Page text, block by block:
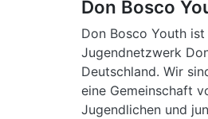
Don Bosco
Don Bosco Youth ist
Jugendnetzwerk
Deutschland. Wir
eine Gemeinschaft
Jugendlichen und